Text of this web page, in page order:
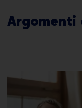
Argomenti